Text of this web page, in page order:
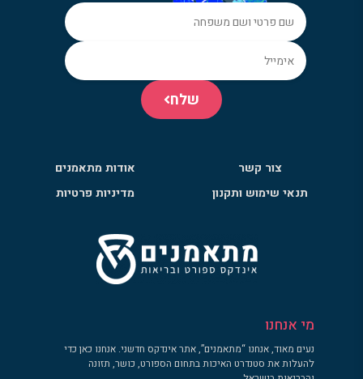
שלח
צור קשר
אודות מתאמנים
תנאי שימוש ותקנון
מדיניות פרטיות
מי אנחנו
נעים מאוד, אנחנו “מתאמנים”, אתר אינדקס חדשני. אנחנו כאן כדי
להעלות את סטנדרט האיכות בתחום הספורט, כושר, תזונה